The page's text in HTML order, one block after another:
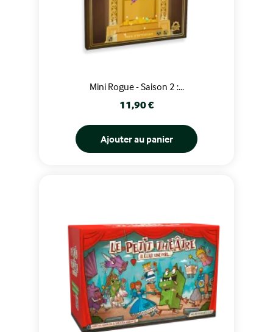
Mini Rogue - Saison 2 :...
Prix
11,90 €
Ajouter au panier